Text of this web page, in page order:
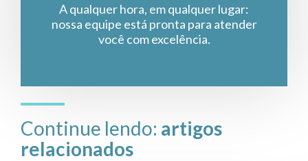
A qualquer hora, em qualquer lugar:
nossa equipe está pronta para atender
você com excelência.
Continue lendo: artigos
relacionados